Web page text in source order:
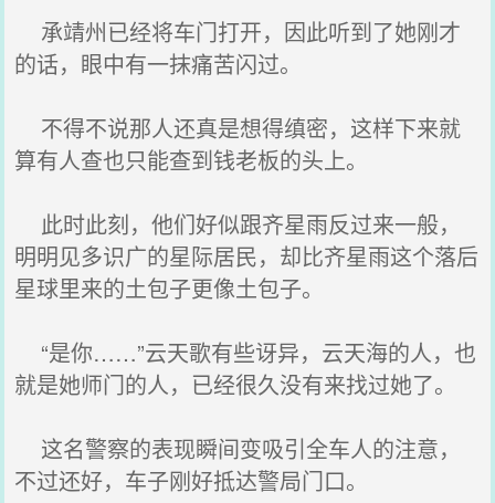
承靖州已经将车门打开，因此听到了她刚才
的话，眼中有一抹痛苦闪过。
不得不说那人还真是想得缜密，这样下来就
算有人查也只能查到钱老板的头上。
此时此刻，他们好似跟齐星雨反过来一般，
明明见多识广的星际居民，却比齐星雨这个落后
星球里来的土包子更像土包子。
“是你……”云天歌有些讶异，云天海的人，也
就是她师门的人，已经很久没有来找过她了。
这名警察的表现瞬间变吸引全车人的注意，
不过还好，车子刚好抵达警局门口。